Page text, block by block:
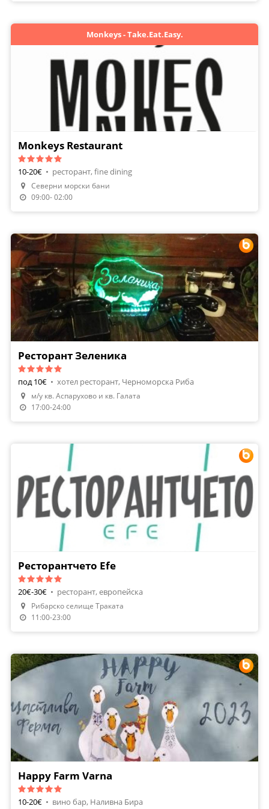
Направи Резервация
Monkeys - Take.Eat.Easy.
Monkeys Restaurant
10-20€ • ресторант, fine dining
Северни морски бани
09:00- 02:00
Направи Резервация
Ресторант Зеленика
под 10€ • хотел ресторант, Черноморска Риба
м/у кв. Аспарухово и кв. Галата
17:00-24:00
Направи Резервация
Ресторантчето Efe
20€-30€ • ресторант, европейска
Рибарско селище Траката
11:00-23:00
Happy Farm Varna
10-20€ • вино бар, Наливна Бира